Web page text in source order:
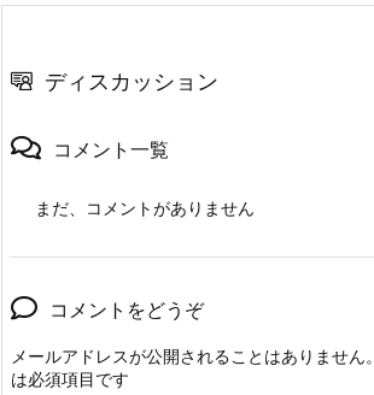
ディスカッション
コメント一覧
まだ、コメントがありません
コメントをどうぞ
メールアドレスが公開されることはありません。
は必須項目です